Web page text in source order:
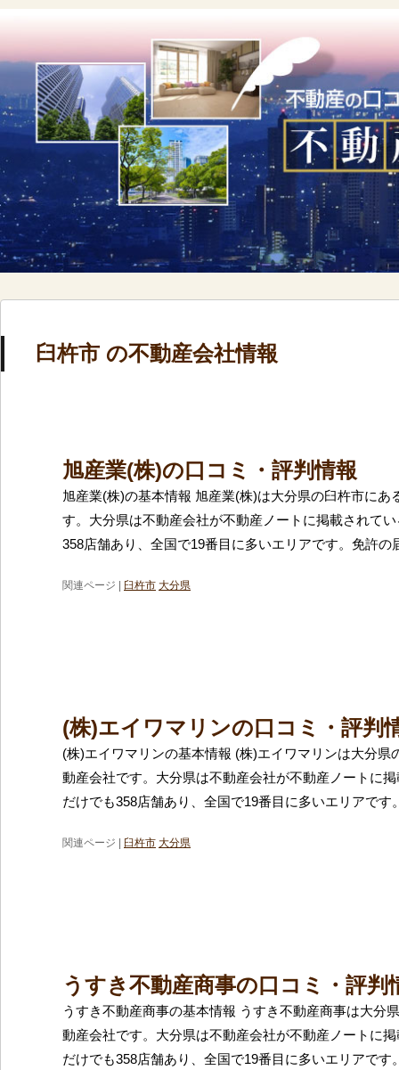
臼杵市 の不動産会社情報
旭産業(株)の口コミ・評判情報
旭産業(株)の基本情報 旭産業(株)は大分県の臼杵市にあ
す。大分県は不動産会社が不動産ノートに掲載されて
358店舗あり、全国で19番目に多いエリアです。免許の
関連ページ | 臼杵市 大分県
(株)エイワマリンの口コミ・評判
(株)エイワマリンの基本情報 (株)エイワマリンは大分県
動産会社です。大分県は不動産会社が不動産ノートに
だけでも358店舗あり、全国で19番目に多いエリアです
関連ページ | 臼杵市 大分県
うすき不動産商事の口コミ・評判
うすき不動産商事の基本情報 うすき不動産商事は大分
動産会社です。大分県は不動産会社が不動産ノートに
だけでも358店舗あり、全国で19番目に多いエリアです